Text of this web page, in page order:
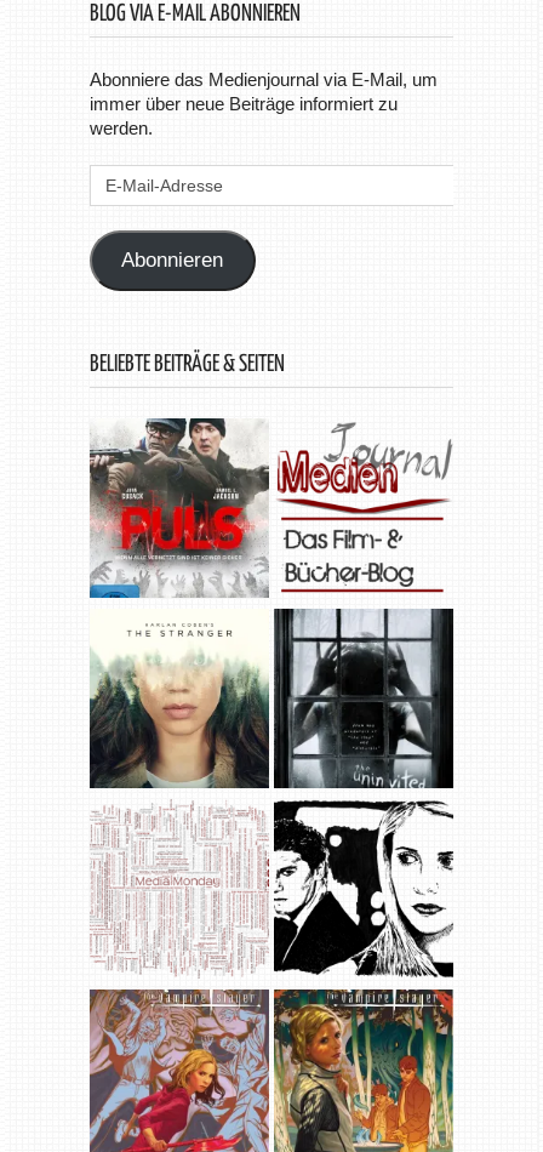
BLOG VIA E-MAIL ABONNIEREN
Abonniere das Medienjournal via E-Mail, um
immer über neue Beiträge informiert zu
werden.
Abonnieren
BELIEBTE BEITRÄGE & SEITEN